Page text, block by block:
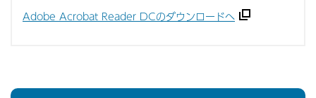
Adobe Acrobat Reader DCのダウンロードへ